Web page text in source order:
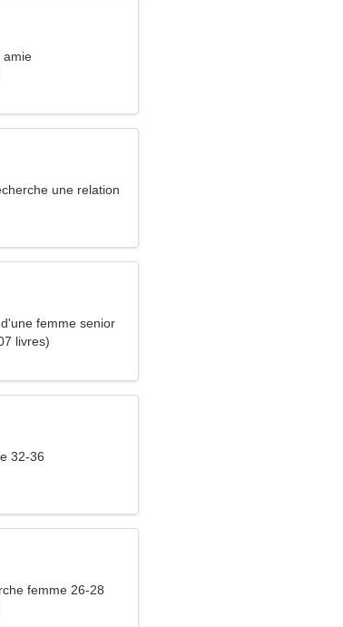
amie
une relation
femme senior
livres)
32-36
femme 26-28